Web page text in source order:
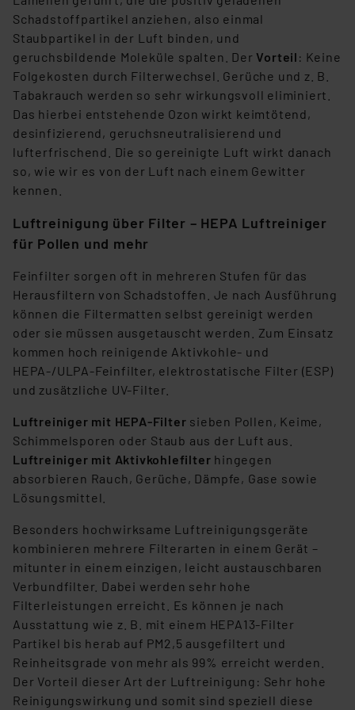
gespeichert werden und dieses Banner erneut
angezeigt wird.
„Einige Drittanbieter verarbeiten personenbezogene
Daten in den USA. Ihre Einwilligung zur Einbindung von
Cookies dieser Drittanbieter umfasst daher ggf. auch
die Verarbeitung Ihrer Daten in den USA gemäß Art. 49
(1) lit. a DSGVO. Nähere Infos zu diesen Drittanbietern
und zu der jeweiligen Datenübermittlung erhalten Sie in
der Datenschutzerklärung. Für die USA besteht kein
Angemessenheitsbeschluss der EU. Dies bedeutet,
Datenschutz nach EU-Standards eingestuft wird. So
besteht etwa das Risiko, dass US-Behörden
personenbezogene Daten in
Überwachungsprogrammen verarbeiten, ohne dass
hiergegen Klagemöglichkeiten für Europäer bestehen.
Unsere Kooperation mit diesen Dienstleistern stützt
sich auf die Standarddatenschutzklauseln der
Europäischen Kommission sowie einer eigenen
Beurteilung der mit der Datenübermittlung,
verbundenen Risiken.“
Impressum |Datenschutzerklärung
Schadstoffpartikel anziehen, also einmal
Staubpartikel in der Luft binden, und
geruchsbildende Moleküle spalten. Der Vorteil : Keine
Folgekosten durch Filterwechsel. Gerüche und z. B.
Tabakrauch werden so sehr wirkungsvoll eliminiert.
Das hierbei entstehende Ozon wirkt keimtötend,
desinfizierend, geruchsneutralisierend und
lufterfrischend. Die so gereinigte Luft wirkt danach
so, wie wir es von der Luft nach einem Gewitter
kennen.
Luftreinigung über Filter – HEPA Luftreiniger
für Pollen und mehr
Feinfilter sorgen oft in mehreren Stufen für das
Herausfiltern von Schadstoffen. Je nach Ausführung
können die Filtermatten selbst gereinigt werden
oder sie müssen ausgetauscht werden. Zum Einsatz
kommen hoch reinigende Aktivkohle- und
HEPA-/ULPA-Feinfilter, elektrostatische Filter (ESP)
und zusätzliche UV-Filter.
Luftreiniger mit HEPA-Filter sieben Pollen, Keime,
Schimmelsporen oder Staub aus der Luft aus.
Luftreiniger mit Aktivkohlefilter hingegen
absorbieren Rauch, Gerüche, Dämpfe, Gase sowie
Lösungsmittel.
Besonders hochwirksame Luftreinigungsgeräte
kombinieren mehrere Filterarten in einem Gerät –
mitunter in einem einzigen, leicht austauschbaren
Verbundfilter. Dabei werden sehr hohe
Filterleistungen erreicht. Es können je nach
Ausstattung wie z. B. mit einem HEPA13-Filter
Partikel bis herab auf PM2,5 ausgefiltert und
Reinheitsgrade von mehr als 99% erreicht werden.
Der Vorteil dieser Art der Luftreinigung: Sehr hohe
Reinigungswirkung und somit sind speziell diese